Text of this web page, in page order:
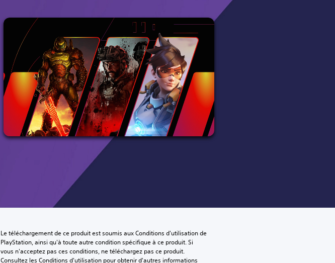
Le téléchargement de ce produit est soumis aux Conditions d'utilisation de
PlayStation, ainsi qu'à toute autre condition spécifique à ce produit. Si
vous n'acceptez pas ces conditions, ne téléchargez pas ce produit.
Consultez les Conditions d'utilisation pour obtenir d'autres informations